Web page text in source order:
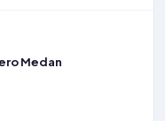
Medan